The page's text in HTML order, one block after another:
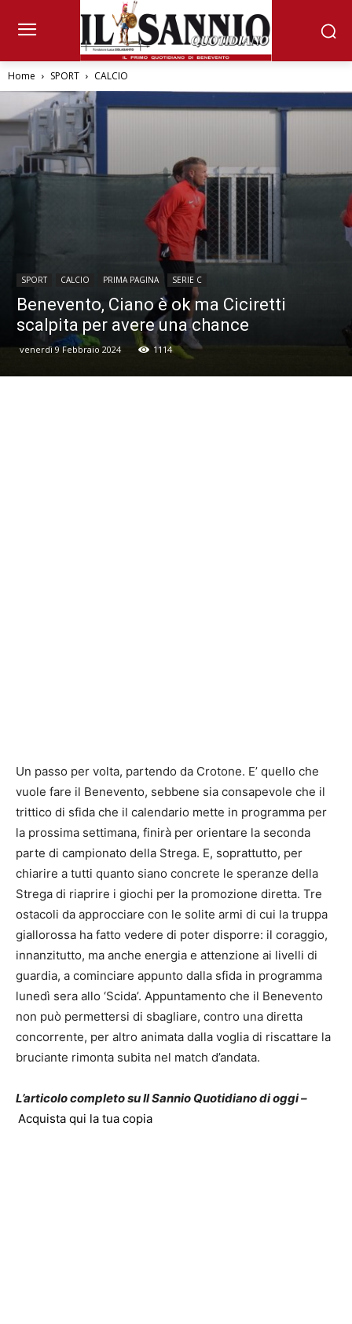
Home SPORT CALCIO
SPORT CALCIO PRIMA PAGINA SERIE C
Benevento, Ciano è ok ma Ciciretti
scalpita per avere una chance
venerdì 9 Febbraio 2024 1114
Un passo per volta, partendo da Crotone. E’ quello che
vuole fare il Benevento, sebbene sia consapevole che il
trittico di sfida che il calendario mette in programma per
la prossima settimana, finirà per orientare la seconda
parte di campionato della Strega. E, soprattutto, per
chiarire a tutti quanto siano concrete le speranze della
Strega di riaprire i giochi per la promozione diretta. Tre
ostacoli da approcciare con le solite armi di cui la truppa
giallorossa ha fatto vedere di poter disporre: il coraggio,
innanzitutto, ma anche energia e attenzione ai livelli di
guardia, a cominciare appunto dalla sfida in programma
lunedì sera allo ‘Scida’. Appuntamento che il Benevento
non può permettersi di sbagliare, contro una diretta
concorrente, per altro animata dalla voglia di riscattare la
bruciante rimonta subita nel match d’andata.
L’articolo completo su Il Sannio Quotidiano di oggi –
Acquista qui la tua copia